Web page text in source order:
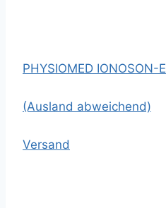
PHYSIOMED
(Ausland abweichend)
Versand